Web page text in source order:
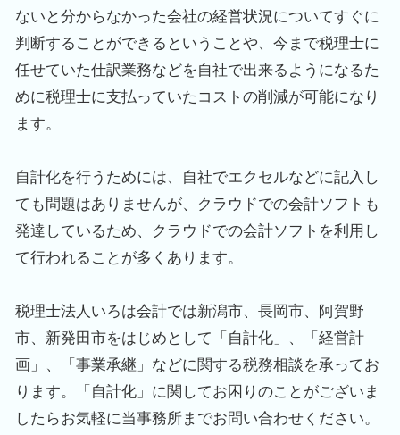
ないと分からなかった会社の経営状況についてすぐに
判断することができるということや、今まで税理士に
任せていた仕訳業務などを自社で出来るようになるた
めに税理士に支払っていたコストの削減が可能になり
ます。
自計化を行うためには、自社でエクセルなどに記入し
ても問題はありませんが、クラウドでの会計ソフトも
発達しているため、クラウドでの会計ソフトを利用し
て行われることが多くあります。
税理士法人いろは会計では新潟市、長岡市、阿賀野
市、新発田市をはじめとして「自計化」、「経営計
画」、「事業承継」などに関する税務相談を承ってお
ります。「自計化」に関してお困りのことがございま
したらお気軽に当事務所までお問い合わせください。